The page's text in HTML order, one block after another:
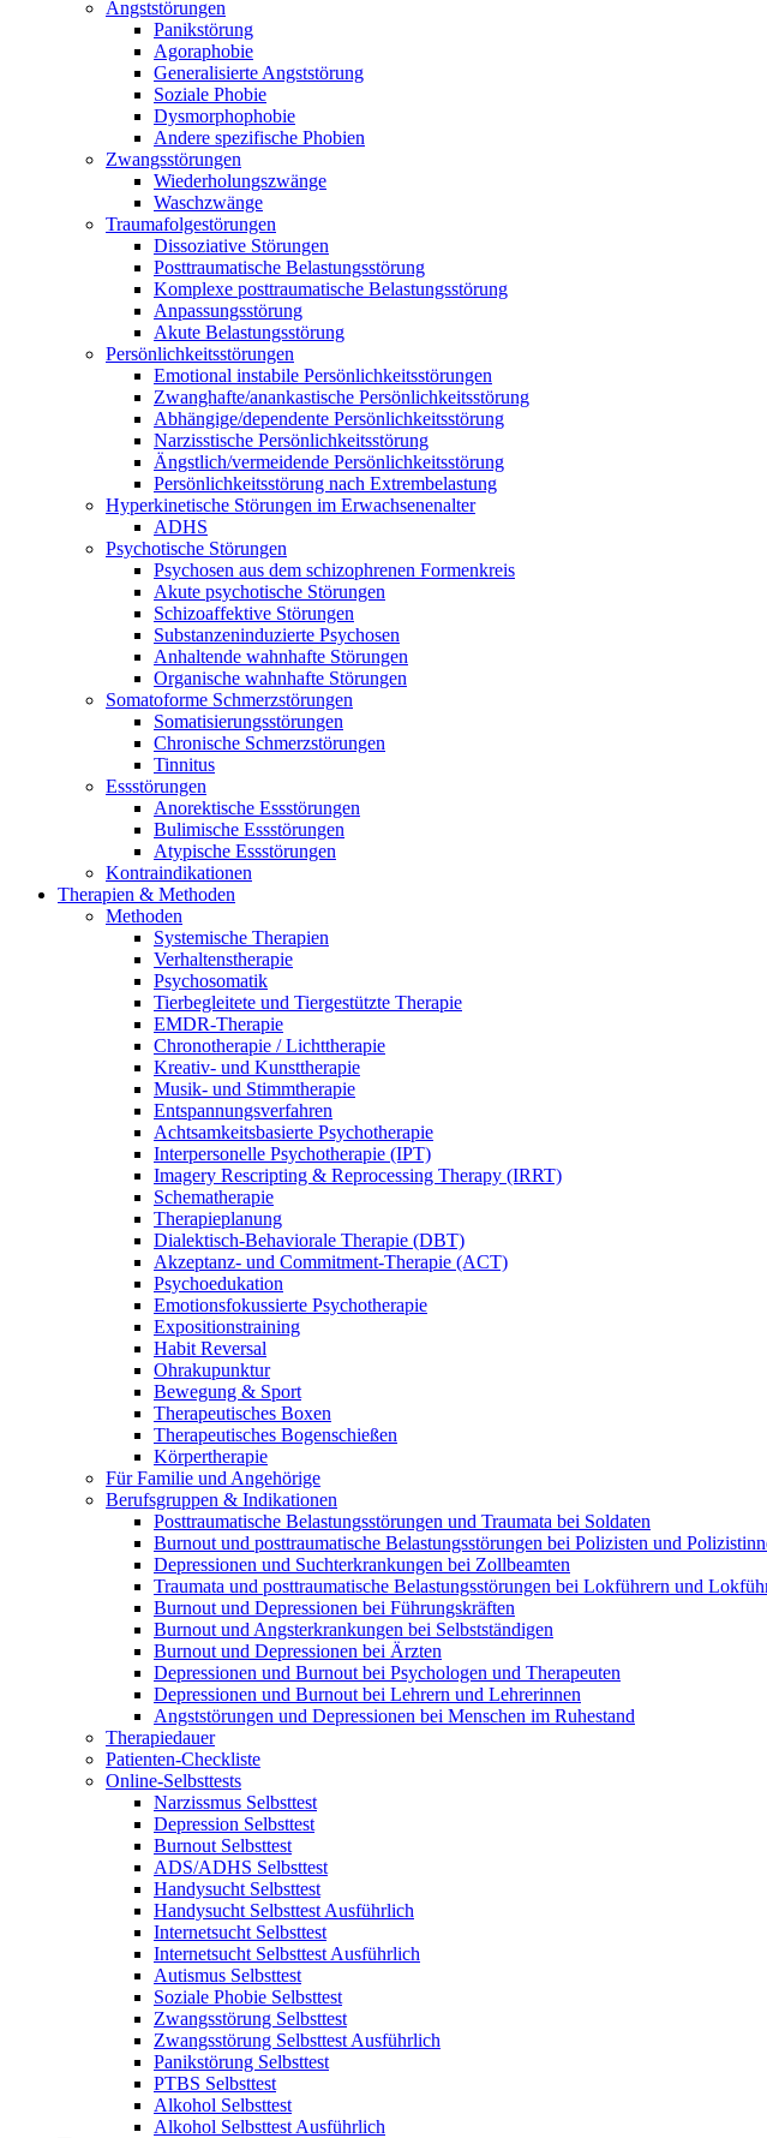
Angststörungen
Panikstörung
Agoraphobie
Generalisierte Angststörung
Soziale Phobie
Dysmorphophobie
Andere spezifische Phobien
Zwangsstörungen
Wiederholungszwänge
Waschzwänge
Traumafolgestörungen
Dissoziative Störungen
Posttraumatische Belastungsstörung
Komplexe posttraumatische Belastungsstörung
Anpassungsstörung
Akute Belastungsstörung
Persönlichkeitsstörungen
Emotional instabile Persönlichkeitsstörungen
Zwanghafte/anankastische Persönlichkeitsstörung
Abhängige/dependente Persönlichkeitsstörung
Narzisstische Persönlichkeitsstörung
Ängstlich/vermeidende Persönlichkeitsstörung
Persönlichkeitsstörung nach Extrembelastung
Hyperkinetische Störungen im Erwachsenenalter
ADHS
Psychotische Störungen
Psychosen aus dem schizophrenen Formenkreis
Akute psychotische Störungen
Schizoaffektive Störungen
Substanzeninduzierte Psychosen
Anhaltende wahnhafte Störungen
Organische wahnhafte Störungen
Somatoforme Schmerzstörungen
Somatisierungsstörungen
Chronische Schmerzstörungen
Tinnitus
Essstörungen
Anorektische Essstörungen
Bulimische Essstörungen
Atypische Essstörungen
Kontraindikationen
Therapien & Methoden
Methoden
Systemische Therapien
Verhaltenstherapie
Psychosomatik
Tierbegleitete und Tiergestützte Therapie
EMDR-Therapie
Chronotherapie / Lichttherapie
Kreativ- und Kunsttherapie
Musik- und Stimmtherapie
Entspannungsverfahren
Achtsamkeitsbasierte Psychotherapie
Interpersonelle Psychotherapie (IPT)
Imagery Rescripting & Reprocessing Therapy (IRRT)
Schematherapie
Therapieplanung
Dialektisch-Behaviorale Therapie (DBT)
Akzeptanz- und Commitment-Therapie (ACT)
Psychoedukation
Emotionsfokussierte Psychotherapie
Expositionstraining
Habit Reversal
Ohrakupunktur
Bewegung & Sport
Therapeutisches Boxen
Therapeutisches Bogenschießen
Körpertherapie
Für Familie und Angehörige
Berufsgruppen & Indikationen
Posttraumatische Belastungsstörungen und Traumata bei Soldaten
Burnout und posttraumatische Belastungsstörungen bei Polizisten und
Depressionen und Suchterkrankungen bei Zollbeamten
Traumata und posttraumatische Belastungsstörungen bei Lokführern und
Burnout und Depressionen bei Führungskräften
Burnout und Angsterkrankungen bei Selbstständigen
Burnout und Depressionen bei Ärzten
Depressionen und Burnout bei Psychologen und Therapeuten
Depressionen und Burnout bei Lehrern und Lehrerinnen
Angststörungen und Depressionen bei Menschen im Ruhestand
Therapiedauer
Patienten-Checkliste
Online-Selbsttests
Narzissmus Selbsttest
Depression Selbsttest
Burnout Selbsttest
ADS/ADHS Selbsttest
Handysucht Selbsttest
Handysucht Selbsttest Ausführlich
Internetsucht Selbsttest
Internetsucht Selbsttest Ausführlich
Autismus Selbsttest
Soziale Phobie Selbsttest
Zwangsstörung Selbsttest
Zwangsstörung Selbsttest Ausführlich
Panikstörung Selbsttest
PTBS Selbsttest
Alkohol Selbsttest
Alkohol Selbsttest Ausführlich